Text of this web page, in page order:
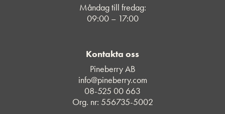
Måndag till fredag:
09:00 – 17:00
Kontakta oss
Pineberry AB
info@pineberry.com
08-525 00 663
Org. nr: 556735-5002